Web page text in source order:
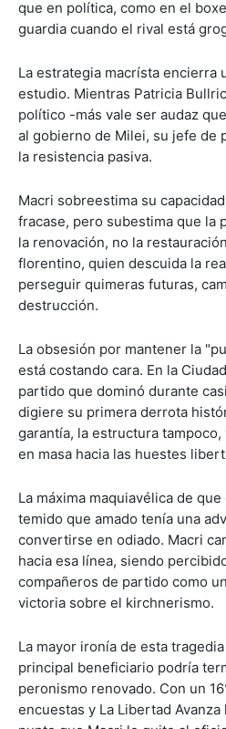
que en política, como en el
guardia cuando el rival está
La estrategia macrísta encierra
estudio. Mientras Patricia
político -más vale ser audaz
al gobierno de Milei, su jefe de
la resistencia pasiva.
Macri sobreestima su
fracase, pero subestima que la
la renovación, no la
florentino, quien descuida la
perseguir quimeras futuras,
destrucción.
La obsesión por mantener la
está costando cara. En la
partido que dominó durante
digiere su primera derrota
garantía, la estructura
en masa hacia las huestes
La máxima maquiavélica de
temido que amado tenía una
convertirse en odiado. Macri
hacia esa línea, siendo
compañeros de partido como
victoria sobre el kirchnerismo.
La mayor ironía de esta
principal beneficiario podría
peronismo renovado. Con un
encuestas y La Libertad